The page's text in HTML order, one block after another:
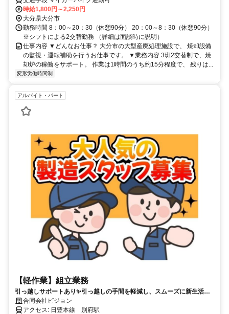
時給1,800円～2,250円
大分県大分市
勤務時間 8：00～20：30（休憩90分） 20：00～8：30（休憩90分）
※シフトによる2交替勤務 （詳細は面談時に説明）
仕事内容 ▼どんなお仕事？ 大分市の大型産廃処理施設で、 焼却設備
の監視・運転補助を行うお仕事です。 ▼業務内容 3班2交替制で、焼
却炉の稼働をサポート。 作業は1時間のうち約15分程度で、 残りは...
変形労働時間制
アルバイト・パート
【軽作業】組立業務
引っ越しサポートあり✨引っ越しの手間を軽減し、スムーズに新生活を
始められます！
合同会社ビジョン
アクセス: 日豊本線 別府駅